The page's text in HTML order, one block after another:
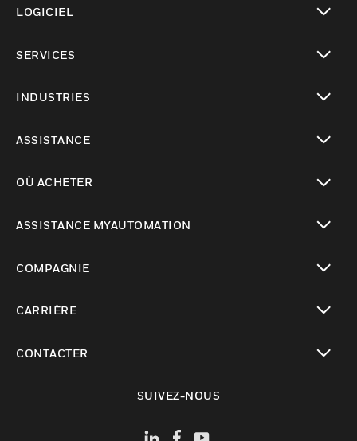
LOGICIEL
SERVICES
INDUSTRIES
ASSISTANCE
OÙ ACHETER
ASSISTANCE MYAUTOMATION
COMPAGNIE
CARRIÈRE
CONTACTER
SUIVEZ-NOUS